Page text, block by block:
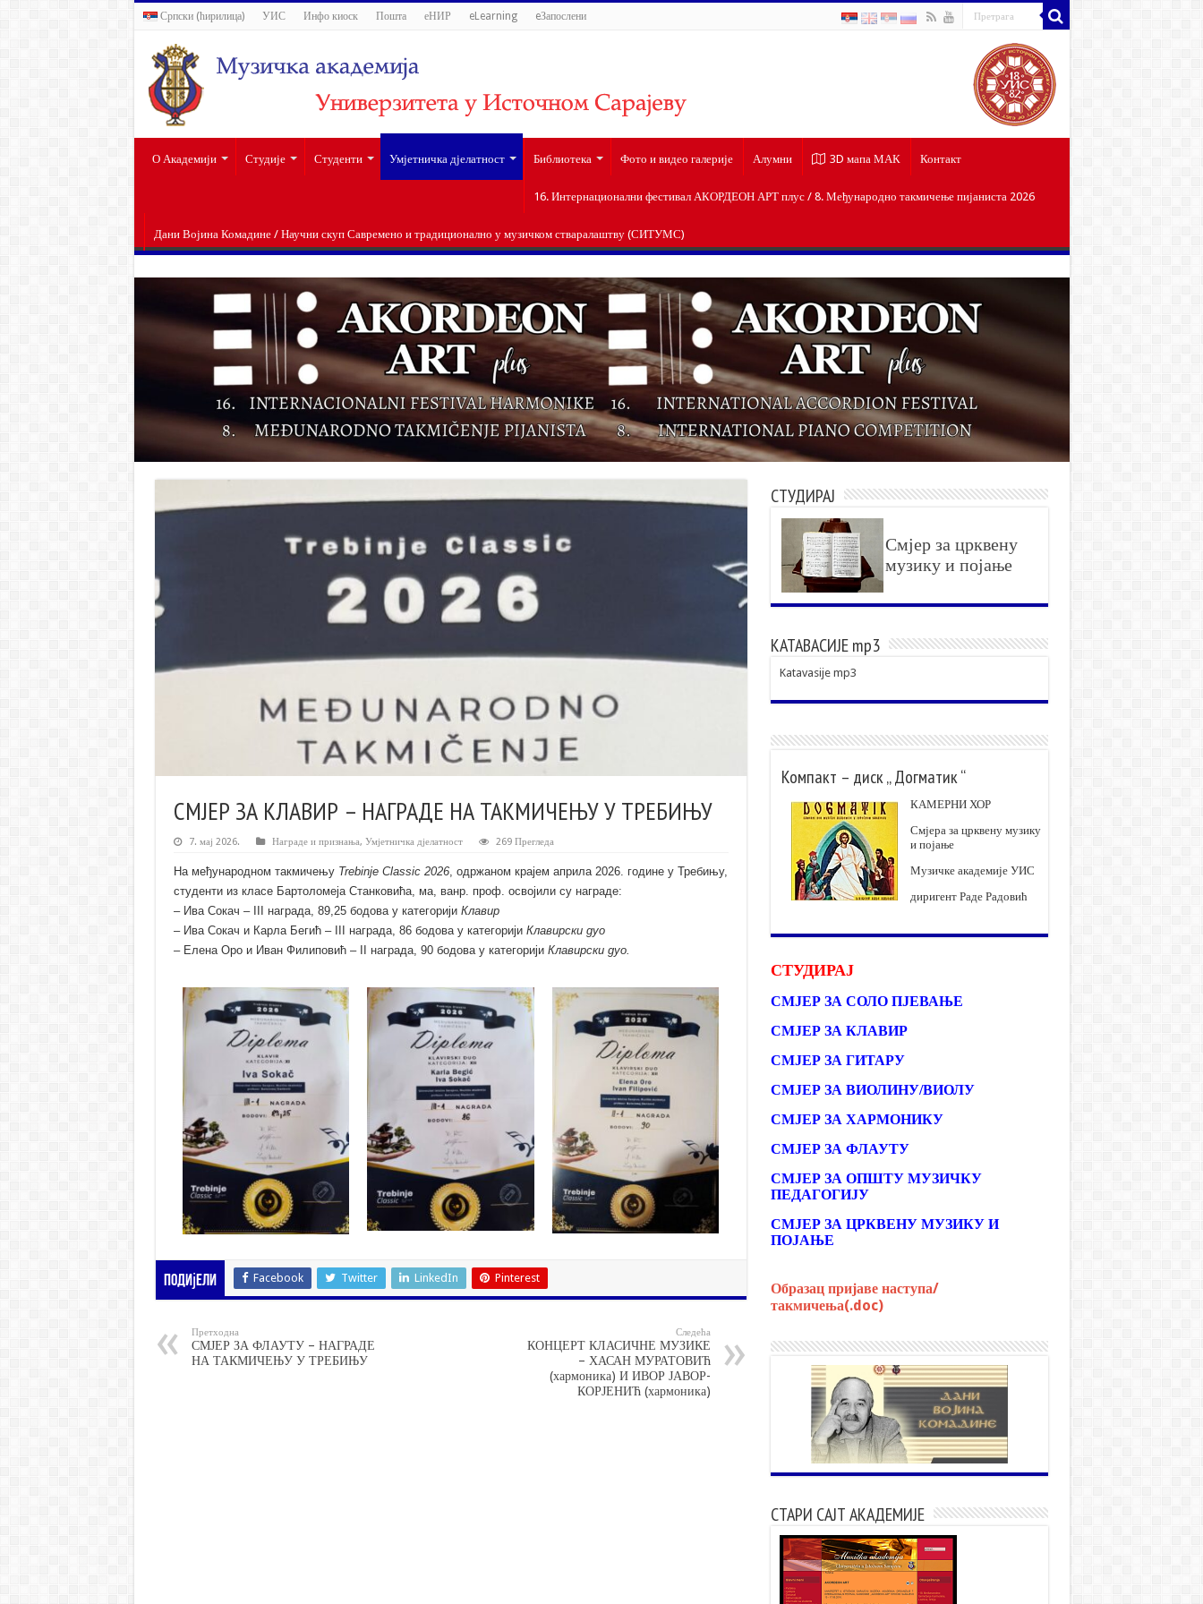
Српски (ћирилица) УИС Инфо киоск Пошта еНИР eLearning eЗапослени
О Академији Студије Студенти Умјетничка дјелатност Библиотека Фото и видео галерије Алумни 3D мапа МАК Контакт
16. Интернационални фестивал АКОРДЕОН АРТ плус / 8. Међународно такмичење пијаниста 2026
Дани Војина Комадине / Научни скуп Савремено и традиционално у музичком стваралаштву (СИТУМС)
СМЈЕР ЗА КЛАВИР – НАГРАДЕ НА ТАКМИЧЕЊУ У ТРЕБИЊУ
7. мај 2026. Награде и признања, Умјетничка дјелатност 269 Прегледа
На међународном такмичењу Trebinje Classic 2026, одржаном крајем априла 2026. године у Требињу,
студенти из класе Бартоломеја Станковића, ма, ванр. проф. освојили су награде:
– Ива Сокач – III награда, 89,25бодова у категорији Клавир
– Ива Сокач и Карла Бегић – III награда, 86 бодова у категорији Клавирски дуо
– Елена Оро и Иван Филиповић – II награда, 90 бодова у категорији Клавирски дуо.
Подијели Facebook Twitter LinkedIn Pinterest
Претходна
СМЈЕР ЗА ФЛАУТУ – НАГРАДЕ
НА ТАКМИЧЕЊУ У ТРЕБИЊУ
Следећа
КОНЦЕРТ КЛАСИЧНЕ МУЗИКЕ
– ХАСАН МУРАТОВИЋ
(хармоника) И ИВОР ЈАВОР-
КОРЈЕНИЋ (хармоника)
СТУДИРАЈ
Смјер за црквену
музику и појање
КАТАВАСИЈЕ mp3
Katavasije mp3
Компакт – диск „ Догматик “
КАМЕРНИ ХОР
Смјера за црквену музику
и појање
Музичке академије УИС
диригент Раде Радовић
СТУДИРАЈ
СМЈЕР ЗА СОЛО ПЈЕВАЊЕ
СМЈЕР ЗА КЛАВИР
СМЈЕР ЗА ГИТАРУ
СМЈЕР ЗА ВИОЛИНУ/ВИОЛУ
СМЈЕР ЗА ХАРМОНИКУ
СМЈЕР ЗА ФЛАУТУ
СМЈЕР ЗА ОПШТУ МУЗИЧКУ
ПЕДАГОГИЈУ
СМЈЕР ЗА ЦРКВЕНУ МУЗИКУ И
ПОЈАЊЕ
Образац пријаве наступа/
такмичења(.doc)
СТАРИ САЈТ АКАДЕМИЈЕ